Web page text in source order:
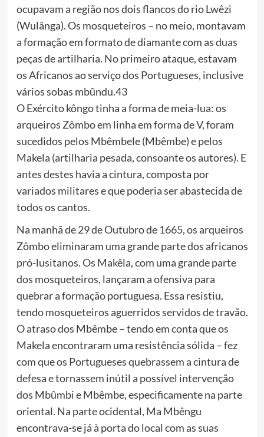
ocupavam a região nos dois flancos do rio Lwêzi
(Wulânga). Os mosqueteiros – no meio, montavam
a formação em formato de diamante com as duas
peças de artilharia. No primeiro ataque, estavam
os Africanos ao serviço dos Portugueses, inclusive
vários sobas mbûndu.43
O Exército kôngo tinha a forma de meia-lua: os
arqueiros Zômbo em linha em forma de V, foram
sucedidos pelos Mbêmbele (Mbêmbe) e pelos
Makela (artilharia pesada, consoante os autores). E
antes destes havia a cintura, composta por
variados militares e que poderia ser abastecida de
todos os cantos.
Na manhã de 29 de Outubro de 1665, os arqueiros
Zômbo eliminaram uma grande parte dos africanos
pró-lusitanos. Os Makêla, com uma grande parte
dos mosqueteiros, lançaram a ofensiva para
quebrar a formação portuguesa. Essa resistiu,
tendo mosqueteiros aguerridos servidos de travão.
O atraso dos Mbêmbe – tendo em conta que os
Makela encontraram uma resistência sólida – fez
com que os Portugueses quebrassem a cintura de
defesa e tornassem inútil a possível intervenção
dos Mbûmbi e Mbêmbe, especificamente na parte
oriental. Na parte ocidental, Ma Mbêngu
encontrava-se já à porta do local com as suas